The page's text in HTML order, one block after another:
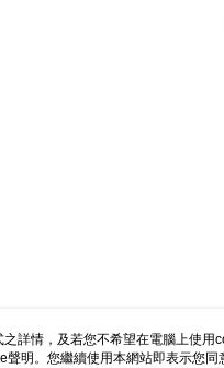
詳情，及若您不希望在電腦上使用
聲明。您繼續使用本網站即表示您